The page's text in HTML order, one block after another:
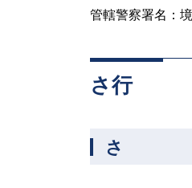
管轄警察署名：
さ行
さ